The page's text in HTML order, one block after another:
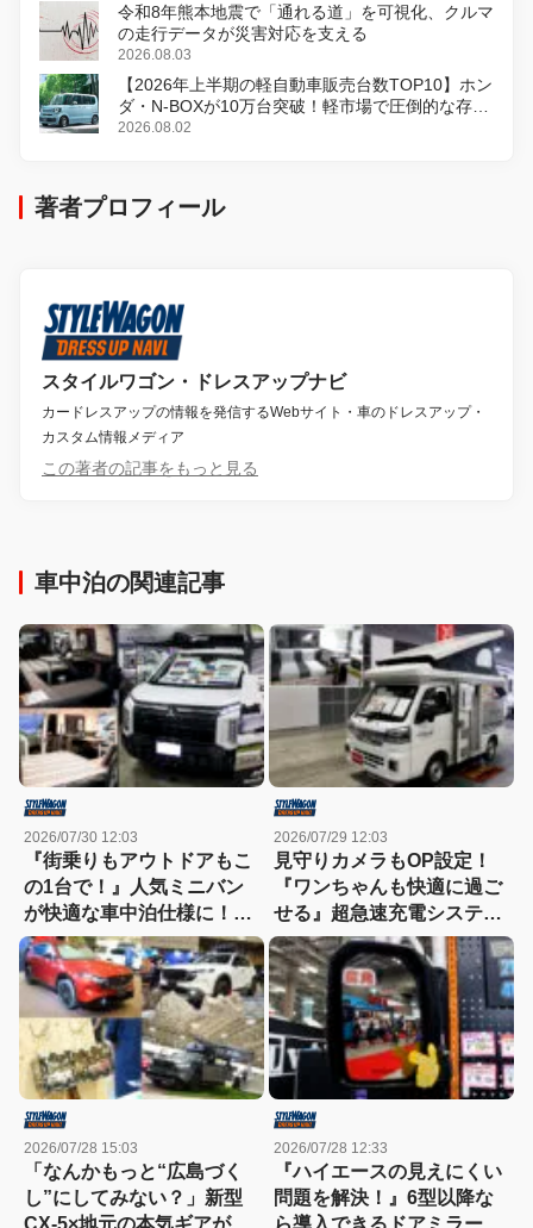
令和8年熊本地震で「通れる道」を可視化、クルマ
の走行データが災害対応を支える
2026.08.03
【2026年上半期の軽自動車販売台数TOP10】ホン
ダ・N-BOXが10万台突破！軽市場で圧倒的な存在
感
2026.08.02
著者プロフィール
スタイルワゴン・ドレスアップナビ
カードレスアップの情報を発信するWebサイト・車のドレスアップ・
カスタム情報メディア
この著者の記事をもっと見る
車中泊の関連記事
2026/07/30 12:03
『街乗りもアウトドアもこ
の1台で！』人気ミニバン
が快適な車中泊仕様に！
【東京キャンピングカーシ
ョー2026】
2026/07/29 12:03
見守りカメラもOP設定！
『ワンちゃんも快適に過ご
せる』超急速充電システム
を搭載した軽トラキャンパ
ー【東京キャンピングカー
ショー2026】
2026/07/28 15:03
「なんかもっと“広島づく
し”にしてみない？」新型
2026/07/28 12:33
『ハイエースの見えにくい
問題を解決！』6型以降な